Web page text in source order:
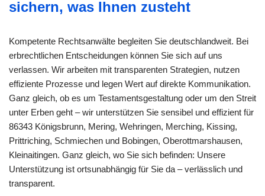
sichern, was Ihnen zusteht
Kompetente Rechtsanwälte begleiten Sie deutschlandweit. Bei
erbrechtlichen Entscheidungen können Sie sich auf uns
verlassen. Wir arbeiten mit transparenten Strategien, nutzen
effiziente Prozesse und legen Wert auf direkte Kommunikation.
Ganz gleich, ob es um Testamentsgestaltung oder um den Streit
unter Erben geht – wir unterstützen Sie sensibel und effizient für
86343 Königsbrunn, Mering, Wehringen, Merching, Kissing,
Prittriching, Schmiechen und Bobingen, Oberottmarshausen,
Kleinaitingen. Ganz gleich, wo Sie sich befinden: Unsere
Unterstützung ist ortsunabhängig für Sie da – verlässlich und
transparent.